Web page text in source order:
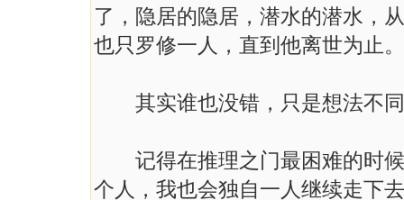
了，隐居的隐居，潜水的潜水，
也只罗修一人，直到他离世为止。
其实谁也没错，只是想法不
记得在推理之门最困难的时候
个人，我也会独自一人继续走下